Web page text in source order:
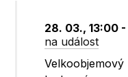
28. 03., 13:00
na událost